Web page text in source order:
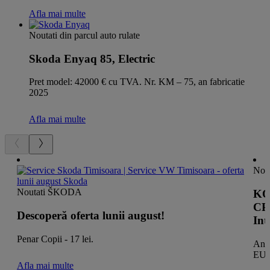
Afla mai multe
Noutati din parcul auto rulate
Skoda Enyaq 85, Electric
Pret model: 42000 € cu TVA. Nr. KM – 75, an fabricatie
2025
Afla mai multe
Noutati ŠKODA
Descoperă oferta lunii august!
Penar Copii - 17 lei.
Afla mai multe
An